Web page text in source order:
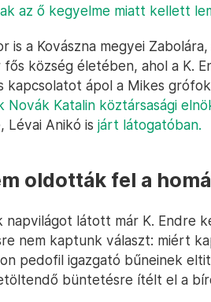
az ő kegyelme miatt kellett
is a Kovászna megyei
község életében, ahol a K.
kapcsolatot ápol a Mikes
Katalin köztársasági
Lévai Anikó is járt látogatóban.
oldották fel a
napvilágot látott már K. Endre
nem kaptunk választ: miért
pedofil igazgató bűneinek
büntetésre ítélt el a